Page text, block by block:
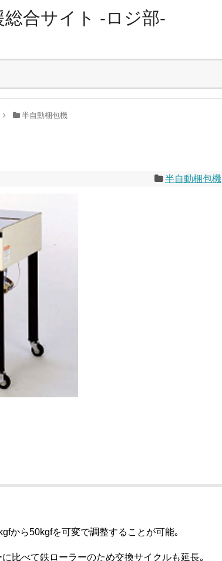
合サイト -ロジ部-
半自動梱包機
半自動梱包機
から50kgfを可変で調整することが可能｡
比べて鉄ローラーのため交換サイクルも延長｡